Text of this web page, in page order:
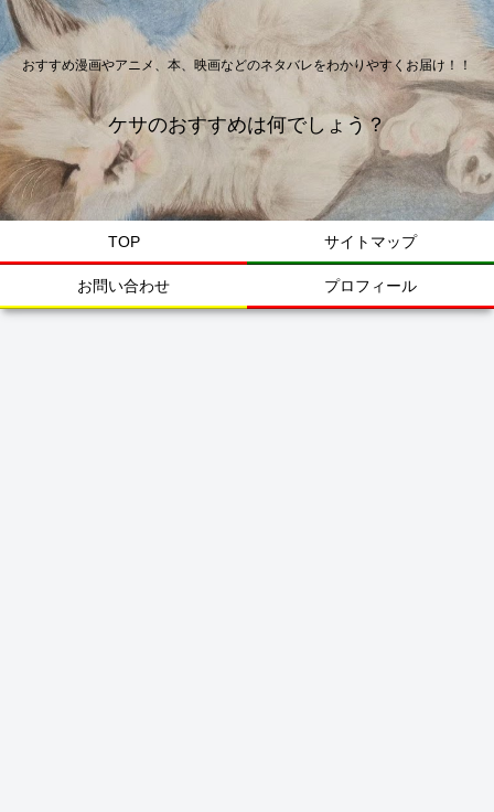
おすすめ漫画やアニメ、本、映画などのネタバレをわかりやすくお届け！！
ケサのおすすめは何でしょう？
TOP サイトマップ
お問い合わせ プロフィール